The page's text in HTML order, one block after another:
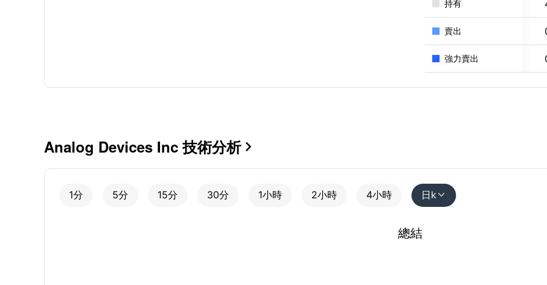
持有
賣出
強力賣出
Analog Devices Inc 技術分析 
1分 5分 15分 30分 1小時 2小時 4小時 日k
總結